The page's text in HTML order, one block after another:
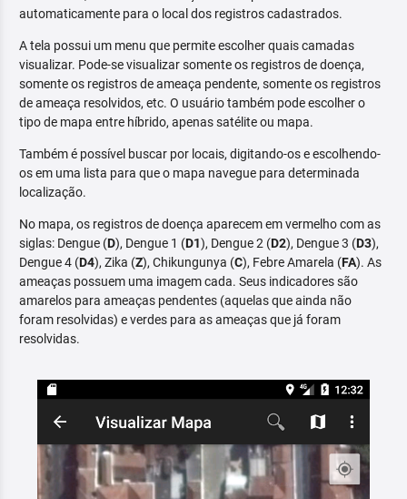
automaticamente para o local dos registros cadastrados.
A tela possui um menu que permite escolher quais camadas
visualizar. Pode-se visualizar somente os registros de doença,
somente os registros de ameaça pendente, somente os registros
de ameaça resolvidos, etc. O usuário também pode escolher o
tipo de mapa entre híbrido, apenas satélite ou mapa.
Também é possível buscar por locais, digitando-os e escolhendo-
os em uma lista para que o mapa navegue para determinada
localização.
No mapa, os registros de doença aparecem em vermelho com as
siglas: Dengue (D), Dengue 1 (D1), Dengue 2 (D2), Dengue 3 (D3),
Dengue 4 (D4), Zika (Z), Chikungunya (C), Febre Amarela (FA). As
ameaças possuem uma imagem cada. Seus indicadores são
amarelos para ameaças pendentes (aquelas que ainda não
foram resolvidas) e verdes para as ameaças que já foram
resolvidas.